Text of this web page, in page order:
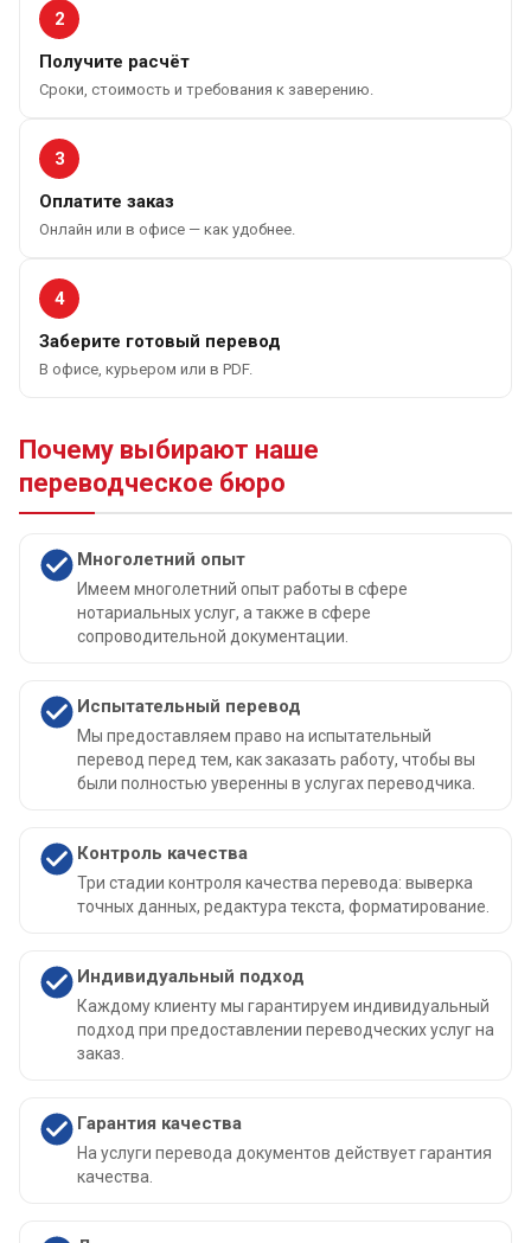
2
Получите расчёт
Сроки, стоимость и требования к заверению.
3
Оплатите заказ
Онлайн или в офисе — как удобнее.
4
Заберите готовый перевод
В офисе, курьером или в PDF.
Почему выбирают наше
переводческое бюро
Многолетний опыт
Имеем многолетний опыт работы в сфере
нотариальных услуг, а также в сфере
сопроводительной документации.
Испытательный перевод
Мы предоставляем право на испытательный
перевод перед тем, как заказать работу, чтобы вы
были полностью уверенны в услугах переводчика.
Контроль качества
Три стадии контроля качества перевода: выверка
точных данных, редактура текста, форматирование.
Индивидуальный подход
Каждому клиенту мы гарантируем индивидуальный
подход при предоставлении переводческих услуг на
заказ.
Гарантия качества
На услуги перевода документов действует гарантия
качества.